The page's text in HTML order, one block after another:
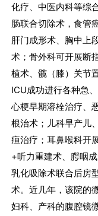
化疗、中医内科等综
肠联合切除术，食管
肝门成形术、胸中上
术；骨外科可开展断
植术、髋（膝）关节
ICU成功进行各种急
心梗早期溶栓治疗、
根治术；儿科早产儿
疸治疗；耳鼻喉科开
+听力重建术、腭咽
乳化吸除术联合后房
术。近几年，该院的
妇科、产科的腹腔镜